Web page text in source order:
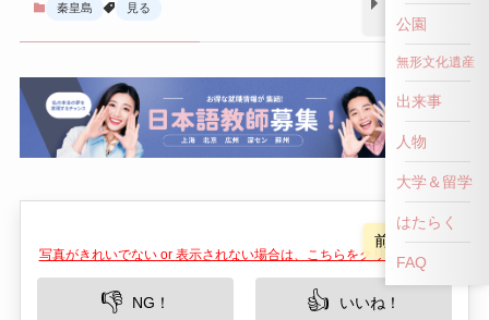
秦皇島 見る
前へ戻る
公園
無形文化遺産
出来事
人物
大学＆留学
はたらく
FAQ